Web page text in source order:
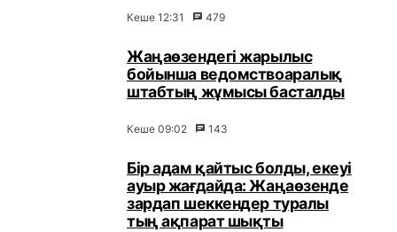
Кеше 12:31 479
Жаңаөзендегі жарылыс
бойынша ведомствоаралық
штабтың жұмысы басталды
Кеше 09:02 143
Бір адам қайтыс болды, екеуі
ауыр жағдайда: Жаңаөзенде
зардап шеккендер туралы
тың ақпарат шықты